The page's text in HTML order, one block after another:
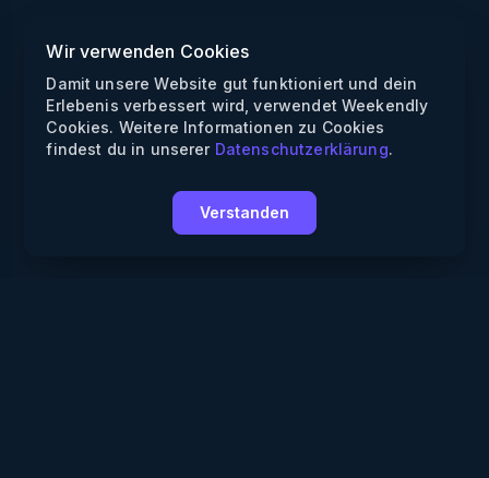
Wir verwenden Cookies
Damit unsere Website gut funktioniert und dein
Erlebenis verbessert wird, verwendet Weekendly
Cookies. Weitere Informationen zu Cookies
findest du in unserer Datenschutzerklärung.
Verstanden